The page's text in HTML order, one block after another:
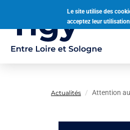
Le site utilise des
acceptez leur
principal
principale
Actualités Attention